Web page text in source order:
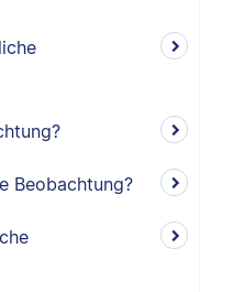
Beobachtung?